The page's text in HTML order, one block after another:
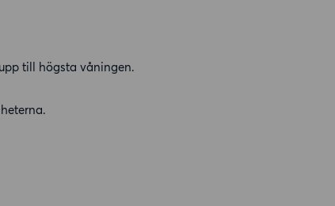
till högsta våningen.